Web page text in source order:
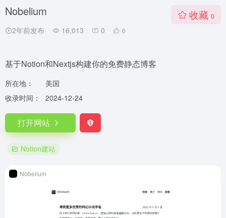
Nobelium
2年前发布 16,013 0 0
收藏 0
基于Notion和Nextjs构建你的免费静态博客
所在地：
美国
收录时间：
2024-12-24
打开网站
Notion建站
Nobelium